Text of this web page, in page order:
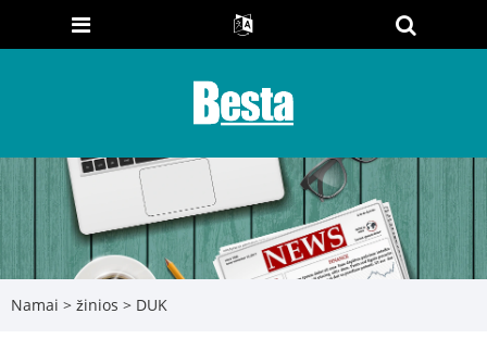
Namai > žinios > DUK